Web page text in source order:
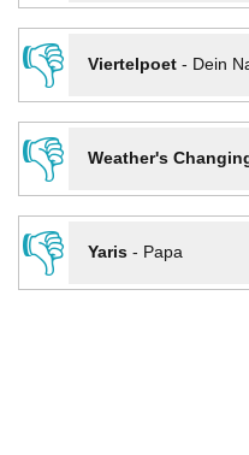
👎
Viertelpoet- Dein
👎
Weather's
👎
Yaris- Papa